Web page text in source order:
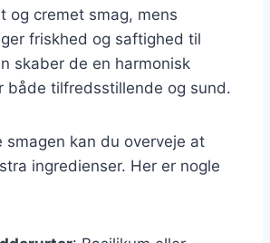
og cremet smag, mens
friskhed og saftighed til
skaber de en harmonisk
både tilfredsstillende og sund.
smagen kan du overveje at
ingredienser. Her er nogle